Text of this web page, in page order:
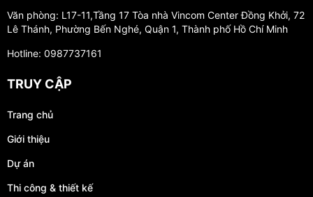
Văn phòng: L17-11,Tầng 17 Tòa nhà Vincom Center Đồng Khởi, 72
Lê Thánh, Phường Bến Nghé, Quận 1, Thành phố Hồ Chí Minh
Hotline: 0987737161
TRUY CẬP
Trang chủ
Giới thiệu
Dự án
Thi công & thiết kế